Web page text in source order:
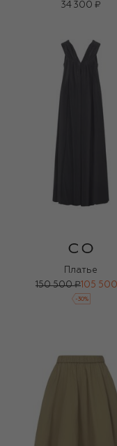
34 300 ₽
Платье
150 500 ₽ 105
-30%